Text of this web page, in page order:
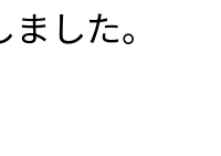
した。